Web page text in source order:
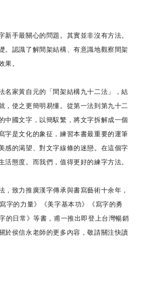
手最關心的問題。其實並非沒有方法。
。認識了解間架結構、有意識地觀察間架
果。
名家黃自元的「間架結構九十二法」，結
，使之更簡明易懂。從第一法到第九十二
中國文字，以簡馭繁，將文字拆解成一個
字是文化的象征，練習本書最重要的運筆
感的渴望、對文字線條的迷戀。在這個字
態度。而我們，值得更好的練字方法。
致力推廣漢字傳承與書寫藝術十余年，
字的力量》《美字基本功》《寫字的勇
的日常》等書，甫一推出即登上台灣暢銷
於侯信永老師的更多內容，敬請關注快讀